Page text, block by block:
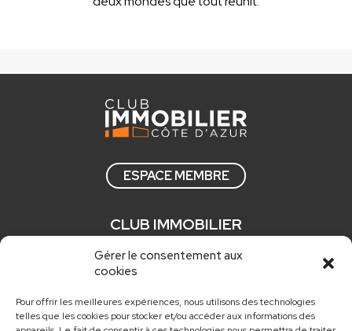
Gérer le consentement aux
cookies
Pour offrir les meilleures expériences, nous utilisons des technologies
telles que les cookies pour stocker et/ou accéder aux informations des
ESPACE MEMBRE
CLUB IMMOBILIER
Qui sommes nous ?
Comment adhérer ?
Actualités
Nos newsletters